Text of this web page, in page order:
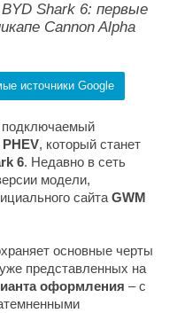
Shark 6: первые
Cannon Alpha
источники Google
подключаемый
, который станет
6. Недавно в сеть
модели,
сайта GWM
основные черты
представленных на
оформления – с